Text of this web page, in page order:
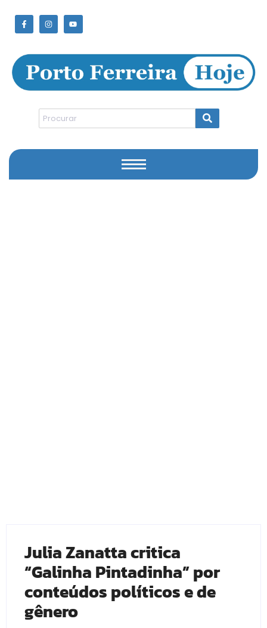
Julia Zanatta critica
“Galinha Pintadinha” por
conteúdos políticos e de
gênero